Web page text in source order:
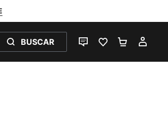
BUSCAR
CHAT EN DIRECTO
FAVORITOS 0
MI